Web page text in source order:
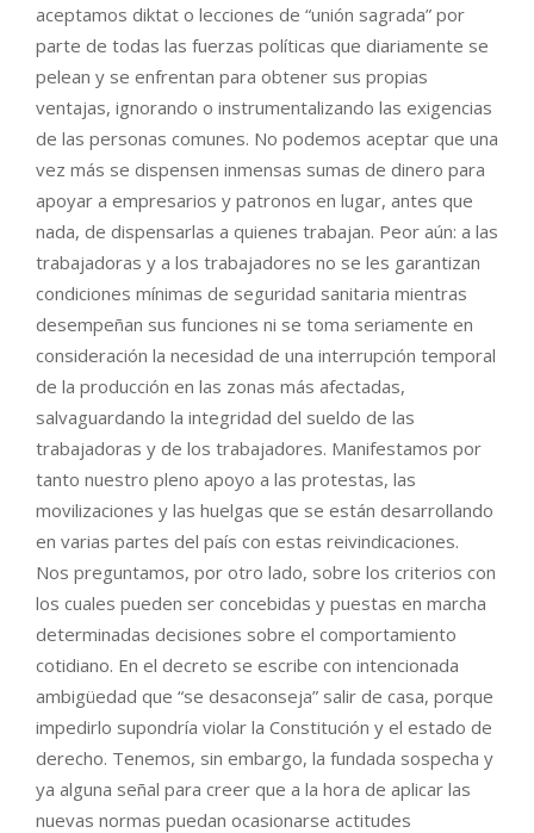
aceptamos diktat o lecciones de “unión sagrada” por
parte de todas las fuerzas políticas que diariamente se
pelean y se enfrentan para obtener sus propias
ventajas, ignorando o instrumentalizando las exigencias
de las personas comunes. No podemos aceptar que una
vez más se dispensen inmensas sumas de dinero para
apoyar a empresarios y patronos en lugar, antes que
nada, de dispensarlas a quienes trabajan. Peor aún: a las
trabajadoras y a los trabajadores no se les garantizan
condiciones mínimas de seguridad sanitaria mientras
desempeñan sus funciones ni se toma seriamente en
consideración la necesidad de una interrupción temporal
de la producción en las zonas más afectadas,
salvaguardando la integridad del sueldo de las
trabajadoras y de los trabajadores. Manifestamos por
tanto nuestro pleno apoyo a las protestas, las
movilizaciones y las huelgas que se están desarrollando
en varias partes del país con estas reivindicaciones.
Nos preguntamos, por otro lado, sobre los criterios con
los cuales pueden ser concebidas y puestas en marcha
determinadas decisiones sobre el comportamiento
cotidiano. En el decreto se escribe con intencionada
ambigüedad que “se desaconseja” salir de casa, porque
impedirlo supondría violar la Constitución y el estado de
derecho. Tenemos, sin embargo, la fundada sospecha y
ya alguna señal para creer que a la hora de aplicar las
nuevas normas puedan ocasionarse actitudes